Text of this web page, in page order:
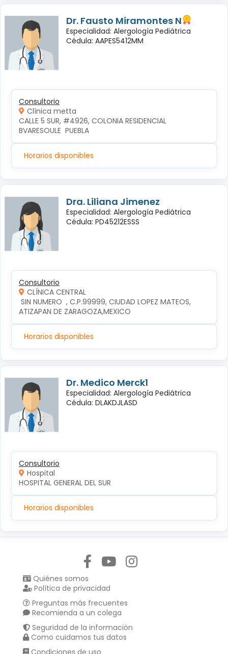
Dr. Fausto Miramontes N
Especialidad: Alergología Pediátrica
Cédula: AAPES5412MM
Consultorio
Clínica metta
CALLE 5 SUR, #4926, COLONIA RESIDENCIAL
BVARESOULE  PUEBLA
Horarios disponibles
Dra. Liliana Jimenez
Especialidad: Alergología Pediátrica
Cédula: PD45212ESSS
Consultorio
CLÍNICA CENTRAL
ATIZAPAN DE ZARAGOZA,MEXICO
Horarios disponibles
Dr. Medico Merck1
Especialidad: Alergología Pediátrica
Cédula: DLAKDJLASD
Consultorio
Hospital
HOSPITAL GENERAL DEL SUR
Horarios disponibles
Quiénes somos
Política de privacidad
Preguntas más frecuentes
Recomienda a un colega
Seguridad de la información
Como cuidamos tus datos
Condiciones de uso